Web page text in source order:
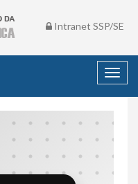
Intranet SSP/SE